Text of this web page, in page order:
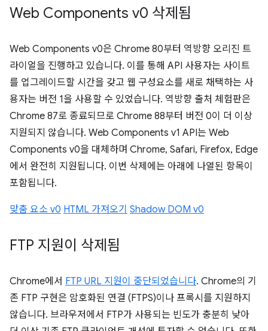
Web Components v0 삭제됨
Web Components v0은 Chrome 80부터 역방향 오리진 트
라이얼을 진행하고 있습니다. 이를 통해 API 사용자는 사이트
를 업그레이드할 시간을 갖고 웹 구성요소를 새로 채택하는 사
용자는 버전 1을 사용할 수 있었습니다. 역방향 출처 체험판은
Chrome 87로 종료되므로 Chrome 88부터 버전 0이 더 이상
지원되지 않습니다. Web Components v1 API는 Web
Components v0을 대체하며 Chrome, Safari, Firefox, Edge
에서 완전히 지원됩니다. 이번 삭제에는 아래에 나열된 항목이
포함됩니다.
맞춤 요소 v0 HTML 가져오기 Shadow DOM v0
FTP 지원이 삭제됨
Chrome에서 FTP URL 지원이 중단되었습니다. Chrome의 기
존 FTP 구현은 암호화된 연결 (FTPS)이나 프록시를 지원하지
않습니다. 브라우저에서 FTP가 사용되는 빈도가 충분히 낮아